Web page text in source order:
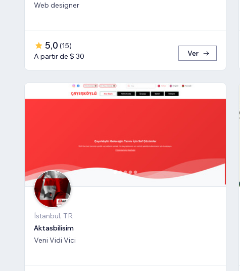
Web designer
5,0 (15)
A partir de $ 30
Ver
İstanbul, TR
Aktasbilisim
Veni Vidi Vici